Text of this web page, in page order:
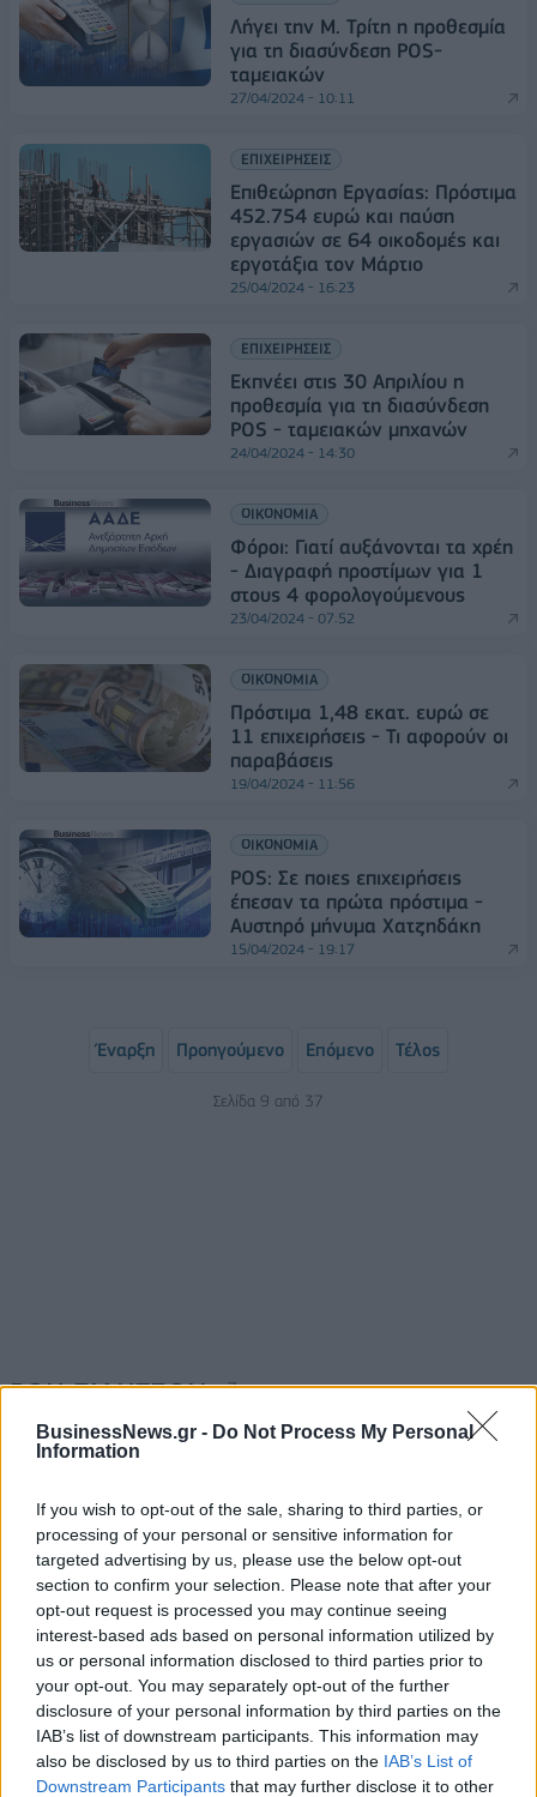
BusinessNews.gr - Do Not Process My Personal
Information
If you wish to opt-out of the sale, sharing to third parties, or
processing of your personal or sensitive information for
targeted advertising by us, please use the below opt-out
section to confirm your selection. Please note that after your
opt-out request is processed you may continue seeing
interest-based ads based on personal information utilized by
us or personal information disclosed to third parties prior to
your opt-out. You may separately opt-out of the further
disclosure of your personal information by third parties on the
IAB’s list of downstream participants. This information may
also be disclosed by us to third parties on the IAB’s List of
Downstream Participants that may further disclose it to other
Λήγει την Μ. Τρίτη η προθεσμία
για τη διασύνδεση POS-
ταμειακών
27/04/2024 - 10:11
ΕΠΙΧΕΙΡΗΣΕΙΣ
Επιθεώρηση Εργασίας: Πρόστιμα
452.754 ευρώ και παύση
εργασιών σε 64 οικοδομές και
εργοτάξια τον Μάρτιο
25/04/2024 - 16:23
ΕΠΙΧΕΙΡΗΣΕΙΣ
Εκπνέει στις 30 Απριλίου η
προθεσμία για τη διασύνδεση
POS - ταμειακών μηχανών
24/04/2024 - 14:30
ΟΙΚΟΝΟΜΙΑ
Φόροι: Γιατί αυξάνονται τα χρέη
- Διαγραφή προστίμων για 1
στους 4 φορολογούμενους
23/04/2024 - 07:52
ΟΙΚΟΝΟΜΙΑ
Πρόστιμα 1,48 εκατ. ευρώ σε
11 επιχειρήσεις - Τι αφορούν οι
παραβάσεις
19/04/2024 - 11:56
ΟΙΚΟΝΟΜΙΑ
POS: Σε ποιες επιχειρήσεις
έπεσαν τα πρώτα πρόστιμα -
Αυστηρό μήνυμα Χατζηδάκη
15/04/2024 - 19:17
Έναρξη Προηγούμενο Επόμενο Τέλος
Σελίδα 9 από 37
ΡΟΗ ΕΙΔΗΣΕΩΝ
56.000 επιβάτες αναχωρούν σήμερα από τα
λιμάνια της Αττικής
08/08/2026 - 14:30 ΕΛΛΑΔΑ
Δυτική Αττική: Η επόμενη ημέρα μετά τις πυρκαγιές
– Τα έργα Antinero και η «μάχη» πριν από τις
βροχές
08/08/2026 - 14:08 ΕΛΛΑΔΑ
Ειδικό Χωροταξικό για τον Τουρισμό: Οι νέοι
κανόνες για επενδύσεις, νησιά και προορισμούς υπό
πίεση